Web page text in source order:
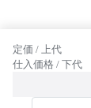
定価 / 上代
仕入価格 / 下代